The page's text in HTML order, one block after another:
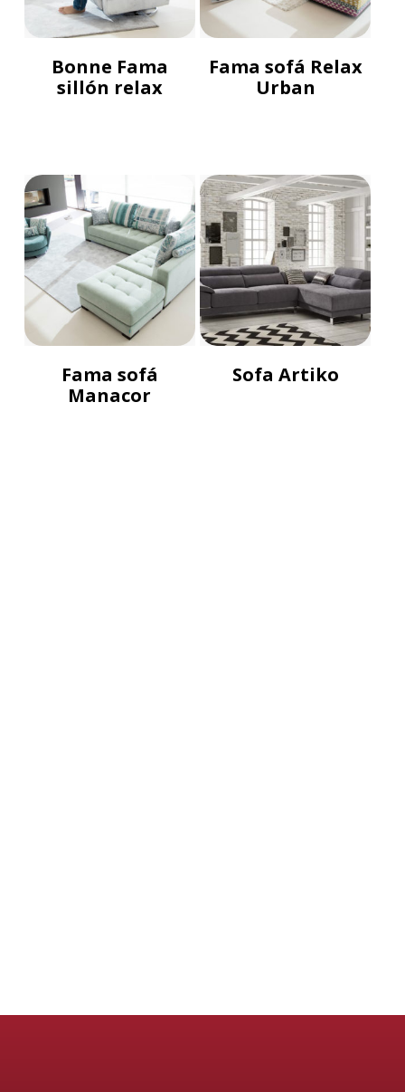
Bonne Fama
sillón relax
Fama sofá Relax
Urban
Fama sofá
Manacor
Sofa Artiko